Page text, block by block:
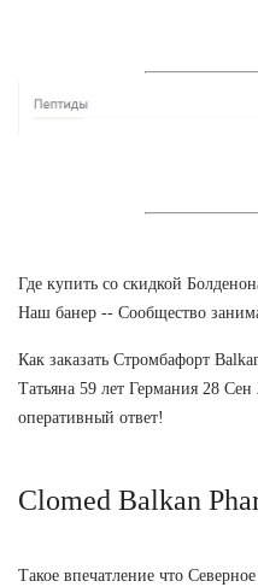
Где купить со скидкой
Наш банер -- Сообщество
Как заказать Стромбафорт
Татьяна 59 лет Германия 28 Сен
оперативный ответ!
Clomed Balkan
Такое впечатление что